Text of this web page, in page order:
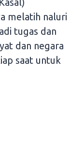
melatih naluri
tugas dan
dan negara
saat untuk